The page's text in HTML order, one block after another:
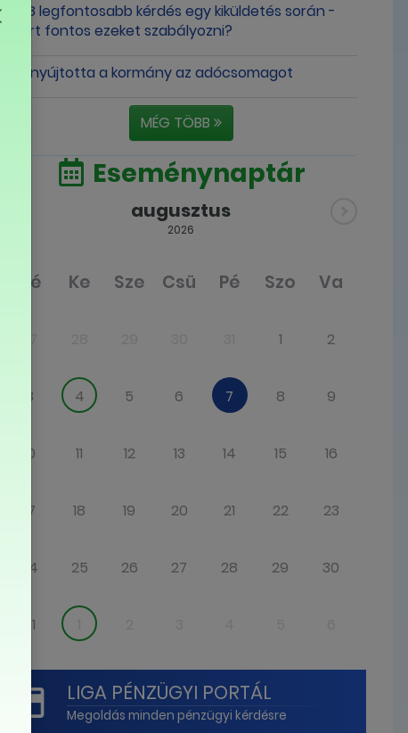
A 8 legfontosabb kérdés egy kiküldetés során -
miért fontos ezeket szabályozni?
Benyújtotta a kormány az adócsomagot
MÉG TÖBB
Eseménynaptár
augusztus
2026
Hé Ke Sze Csü Pé Szo Va
1 2
3 4 5 6 7 8 9
10 11 12 13 14 15 16
17 18 19 20 21 22 23
24 25 26 27 28 29 30
31
LIGA PÉNZÜGYI PORTÁL
Megoldás minden pénzügyi kérdésre